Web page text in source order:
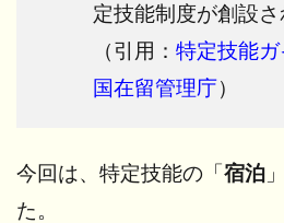
定技能制度が創設さ
（引用： 特定技能
国在留管理庁）
今回は、特定技能の「宿泊
た。